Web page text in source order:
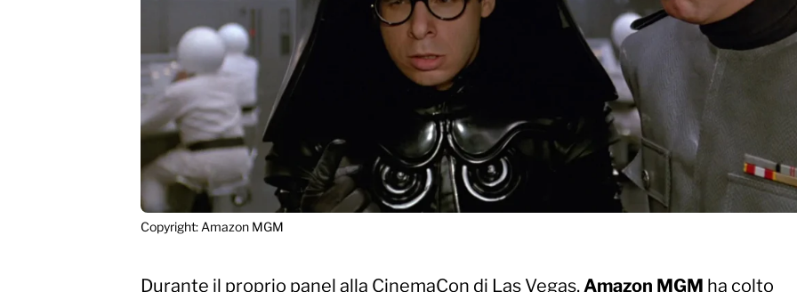
Copyright: Amazon MGM
Durante il proprio panel alla CinemaCon di Las Vegas,Amazon MGM ha colto